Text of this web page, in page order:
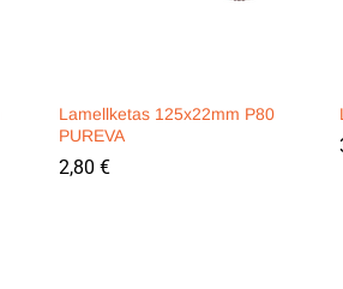
Lamellketas 125x22mm P80
PUREVA
2,80 €